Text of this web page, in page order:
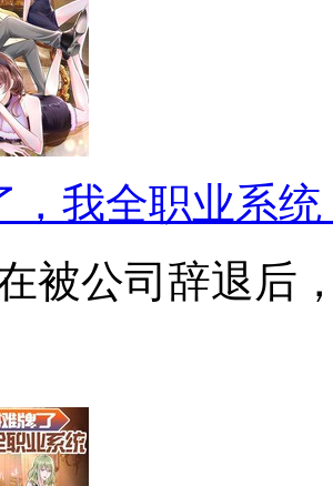
，我全职业系统
被公司辞退后